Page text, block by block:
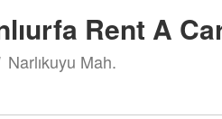
Rent A
Narlıkuyu Mah.